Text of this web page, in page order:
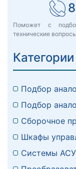
Поможет с
технические
Подбор
Подбор
Сборочное
Шкафы
Системы